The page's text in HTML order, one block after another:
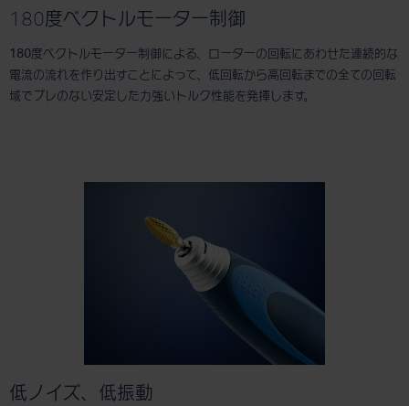
180度ベクトルモーター制御
180度ベクトルモーター制御による、ローターの回転にあわせた連続的な
電流の流れを作り出すことによって、低回転から高回転までの全ての回転
域でブレのない安定した力強いトルク性能を発揮します。
低ノイズ、低振動